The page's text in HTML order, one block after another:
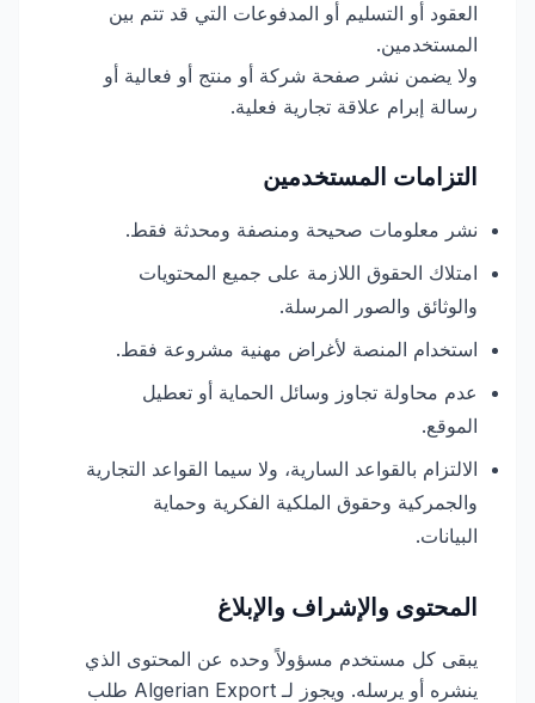
العقود أو التسليم أو المدفوعات التي قد تتم بين
المستخدمين.
ولا يضمن نشر صفحة شركة أو منتج أو فعالية أو
رسالة إبرام علاقة تجارية فعلية.
التزامات المستخدمين
نشر معلومات صحيحة ومنصفة ومحدثة فقط.
امتلاك الحقوق اللازمة على جميع المحتويات
والوثائق والصور المرسلة.
استخدام المنصة لأغراض مهنية مشروعة فقط.
عدم محاولة تجاوز وسائل الحماية أو تعطيل
الموقع.
الالتزام بالقواعد السارية، ولا سيما القواعد التجارية
والجمركية وحقوق الملكية الفكرية وحماية
البيانات.
المحتوى والإشراف والإبلاغ
يبقى كل مستخدم مسؤولاً وحده عن المحتوى الذي
ينشره أو يرسله. ويجوز لـ Algerian Export طلب